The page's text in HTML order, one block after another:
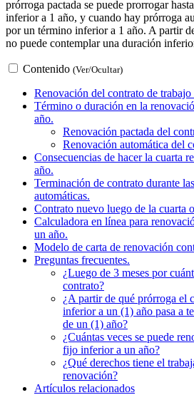
prórroga pactada se puede prorrogar
inferior a 1 año, y cuando hay prórroga
por un término inferior a 1 año. A partir
no puede contemplar una duración
Contenido (Ver/Ocultar)
Renovación del contrato de
Término o duración en la
año.
Renovación pactada del
Renovación automática del
Consecuencias de hacer la cuarta
año.
Terminación de contrato durante
automáticas.
Contrato nuevo luego de la cuarta
Calculadora en línea para
un año.
Modelo de carta de renovación
Preguntas frecuentes.
¿Luego de 3 meses por
contrato?
¿A partir de qué prórroga el
inferior a un (1) año pasa a
de un (1) año?
¿Cuántas veces se puede
fijo inferior a un año?
¿Qué derechos tiene el
renovación?
Artículos relacionados